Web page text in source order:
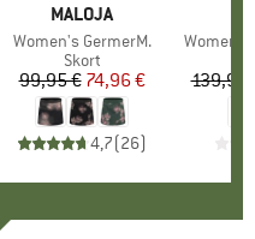
MÆRKE
MALOJA
Artikel
Women's GermerM.
Produktgruppe
Skort
Pris
99,95 €Nedsat pris
74,96 €
4,7(26)
Artikel
Women's
139,95